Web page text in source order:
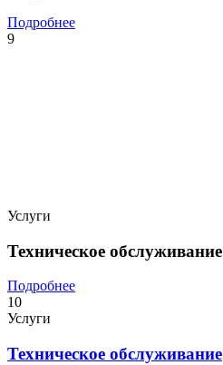
Подробнее
9
Услуги
Техническое обслуживание
Подробнее
10
Услуги
Техническое обслуживание